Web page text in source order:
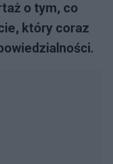
o tym, co
który coraz